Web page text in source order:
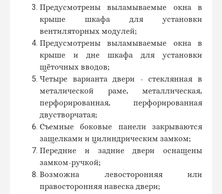
Предусмотрены выламываемые окна в
крыше шкафа для установки
вентиляторных модулей;
Предусмотрены выламываемые окна в
крыше и дне шкафа для установки
щёточных вводов;
Четыре варианта двери - стеклянная в
металической раме, металлическая,
перфорированная, перфорированная
двустворчатая;
Съемные боковые панели закрываются
защелками и цилиндрическим замком;
Передние и задние двери оснащены
замком-ручкой;
Возможна левосторонняя или
правосторонняя навеска двери;